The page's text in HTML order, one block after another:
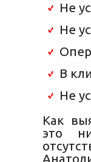
Не
Не
В
Не
Как
это